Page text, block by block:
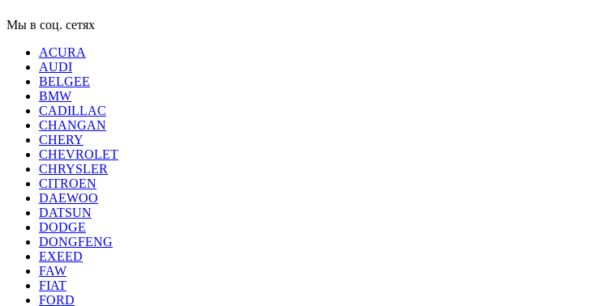
Мы в соц. сетях
ACURA
AUDI
BELGEE
BMW
CADILLAC
CHANGAN
CHERY
CHEVROLET
CHRYSLER
CITROEN
DAEWOO
DATSUN
DODGE
DONGFENG
EXEED
FAW
FIAT
FORD